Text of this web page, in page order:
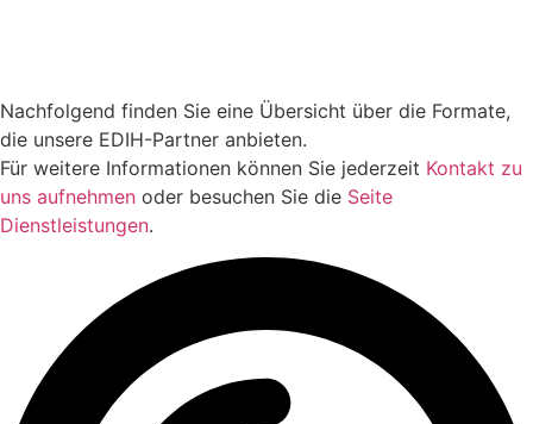
Nachfolgend finden Sie eine Übersicht über die Formate,
die unsere EDIH-Partner anbieten.
Für weitere Informationen können Sie jederzeit Kontakt zu
uns aufnehmen oder besuchen Sie die Seite
Dienstleistungen.